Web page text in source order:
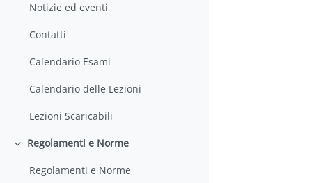
Notizie ed eventi
Contatti
Calendario Esami
Calendario delle Lezioni
Lezioni Scaricabili
Einklappen
Regolamenti e Norme
Regolamenti e Norme